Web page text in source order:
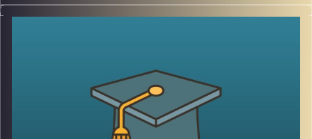
החלטות שמעצבות את העתיד שלהם.
אז מה באמת קורה היום בקמפוסים?
AudioVersity
מצרי הורמוז, דיבורים על מצור, איומים מצד איראן, ואפילו
אבל מה שמעניין הוא שלא צריך מלחמה בפועל כדי להזיז את
העולם, מספיק חשש.
איך מעבר ימי יחסית קטן מצליח להשפיע על מחירי האנרגיה,
על שרשראות אספקה, ובסוף גם על יוקר המחיה של כולנו?